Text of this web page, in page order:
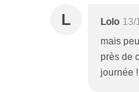
L Lolo 13/
mais
près de
journée